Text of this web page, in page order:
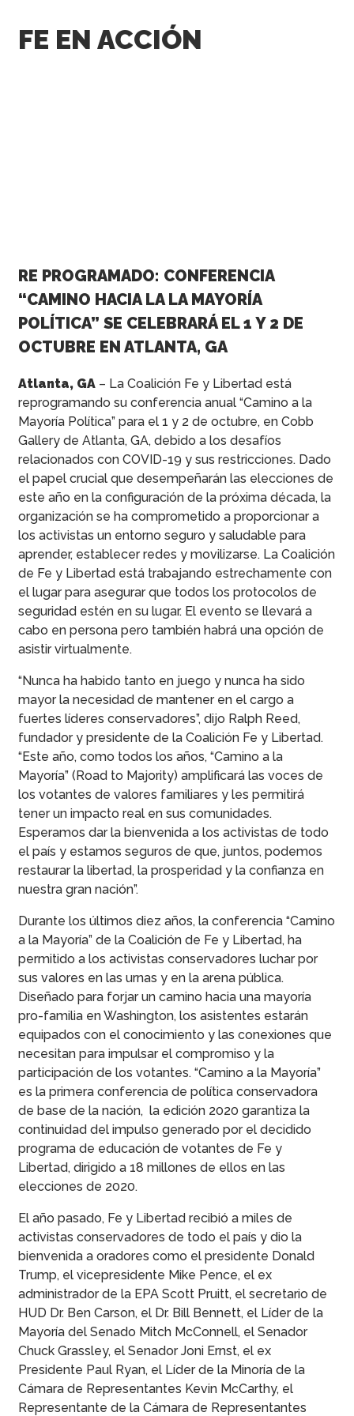
FE EN ACCIÓN
RE PROGRAMADO: CONFERENCIA
“CAMINO HACIA LA LA MAYORÍA
POLÍTICA” SE CELEBRARÁ EL 1 Y 2 DE
OCTUBRE EN ATLANTA, GA
Atlanta, GA – La Coalición Fe y Libertad está
reprogramando su conferencia anual “Camino a la
Mayoría Política” para el 1 y 2 de octubre, en Cobb
Gallery de Atlanta, GA, debido a los desafíos
relacionados con COVID-19 y sus restricciones. Dado
el papel crucial que desempeñarán las elecciones de
este año en la configuración de la próxima década, la
organización se ha comprometido a proporcionar a
los activistas un entorno seguro y saludable para
aprender, establecer redes y movilizarse. La Coalición
de Fe y Libertad está trabajando estrechamente con
el lugar para asegurar que todos los protocolos de
seguridad estén en su lugar. El evento se llevará a
cabo en persona pero también habrá una opción de
asistir virtualmente.
“Nunca ha habido tanto en juego y nunca ha sido
mayor la necesidad de mantener en el cargo a
fuertes líderes conservadores”, dijo Ralph Reed,
fundador y presidente de la Coalición Fe y Libertad.
“Este año, como todos los años, “Camino a la
Mayoría” (Road to Majority) amplificará las voces de
los votantes de valores familiares y les permitirá
tener un impacto real en sus comunidades.
Esperamos dar la bienvenida a los activistas de todo
el país y estamos seguros de que, juntos, podemos
restaurar la libertad, la prosperidad y la confianza en
nuestra gran nación”.
Durante los últimos diez años, la conferencia “Camino
a la Mayoría” de la Coalición de Fe y Libertad, ha
permitido a los activistas conservadores luchar por
sus valores en las urnas y en la arena pública.
Diseñado para forjar un camino hacia una mayoría
pro-familia en Washington, los asistentes estarán
equipados con el conocimiento y las conexiones que
necesitan para impulsar el compromiso y la
participación de los votantes. “Camino a la Mayoría”
es la primera conferencia de política conservadora
de base de la nación, la edición 2020 garantiza la
continuidad del impulso generado por el decidido
programa de educación de votantes de Fe y
Libertad, dirigido a 18 millones de ellos en las
elecciones de 2020.
El año pasado, Fe y Libertad recibió a miles de
activistas conservadores de todo el país y dio la
bienvenida a oradores como el presidente Donald
Trump, el vicepresidente Mike Pence, el ex
administrador de la EPA Scott Pruitt, el secretario de
HUD Dr. Ben Carson, el Dr. Bill Bennett, el Líder de la
Mayoría del Senado Mitch McConnell, el Senador
Chuck Grassley, el Senador Joni Ernst, el ex
Presidente Paul Ryan, el Líder de la Minoría de la
Cámara de Representantes Kevin McCarthy, el
Representante de la Cámara de Representantes